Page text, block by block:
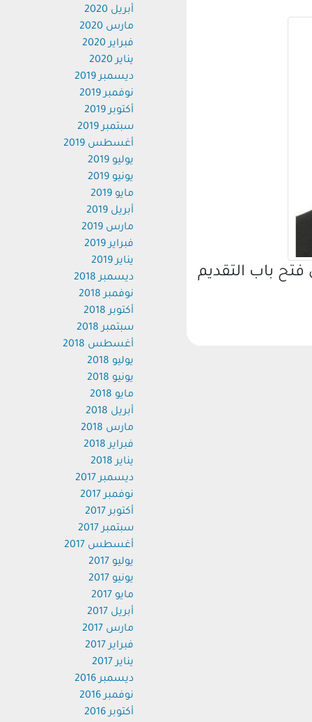
باب التقديم
أبريل 2020
مارس 2020
فبراير 2020
يناير 2020
ديسمبر 2019
نوفمبر 2019
أكتوبر 2019
سبتمبر 2019
أغسطس 2019
يوليو 2019
يونيو 2019
مايو 2019
أبريل 2019
مارس 2019
فبراير 2019
يناير 2019
ديسمبر 2018
نوفمبر 2018
أكتوبر 2018
سبتمبر 2018
أغسطس 2018
يوليو 2018
يونيو 2018
مايو 2018
أبريل 2018
مارس 2018
فبراير 2018
يناير 2018
ديسمبر 2017
نوفمبر 2017
أكتوبر 2017
سبتمبر 2017
أغسطس 2017
يوليو 2017
يونيو 2017
مايو 2017
أبريل 2017
مارس 2017
فبراير 2017
يناير 2017
ديسمبر 2016
نوفمبر 2016
أكتوبر 2016